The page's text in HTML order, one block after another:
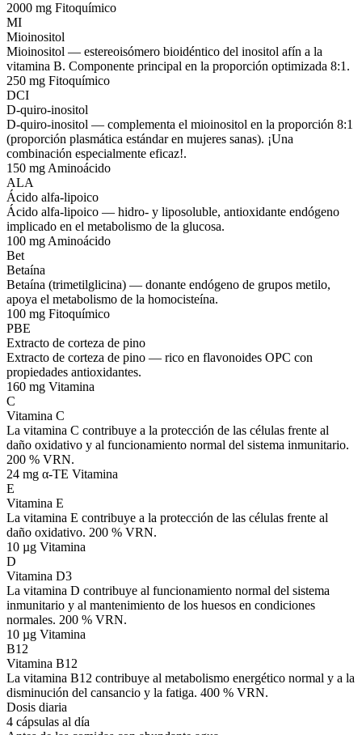
2000 mg Fitoquímico
MI
Mioinositol
Mioinositol — estereoisómero bioidéntico del inositol afín a la
vitamina B. Componente principal en la proporción optimizada 8:1.
250 mg Fitoquímico
DCI
D-quiro-inositol
D-quiro-inositol — complementa el mioinositol en la proporción 8:1
(proporción plasmática estándar en mujeres sanas). ¡Una
combinación especialmente eficaz!.
150 mg Aminoácido
ALA
Ácido alfa-lipoico
Ácido alfa-lipoico — hidro- y liposoluble, antioxidante endógeno
implicado en el metabolismo de la glucosa.
100 mg Aminoácido
Bet
Betaína
Betaína (trimetilglicina) — donante endógeno de grupos metilo,
apoya el metabolismo de la homocisteína.
100 mg Fitoquímico
PBE
Extracto de corteza de pino
Extracto de corteza de pino — rico en flavonoides OPC con
propiedades antioxidantes.
160 mg Vitamina
C
Vitamina C
La vitamina C contribuye a la protección de las células frente al
daño oxidativo y al funcionamiento normal del sistema inmunitario.
200 % VRN.
24 mg α-TE Vitamina
E
Vitamina E
La vitamina E contribuye a la protección de las células frente al
daño oxidativo. 200 % VRN.
10 µg Vitamina
D
Vitamina D3
La vitamina D contribuye al funcionamiento normal del sistema
inmunitario y al mantenimiento de los huesos en condiciones
normales. 200 % VRN.
10 µg Vitamina
B12
Vitamina B12
La vitamina B12 contribuye al metabolismo energético normal y a la
disminución del cansancio y la fatiga. 400 % VRN.
Dosis diaria
4 cápsulas al día